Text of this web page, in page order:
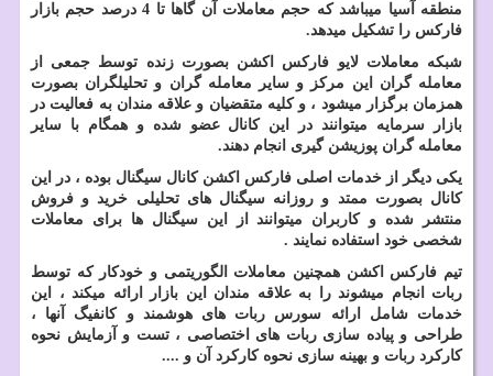
منطقه آسیا میباشد که حجم معاملات آن گاها تا 4 درصد حجم بازار
فارکس را تشکیل میدهد.
شبکه معاملات لایو فارکس اکشن بصورت زنده توسط جمعی از
معامله گران این مرکز و سایر معامله گران و تحلیلگران بصورت
همزمان برگزار میشود ، و کلیه متقضیان و علاقه مندان به فعالیت در
بازار سرمایه میتوانند در این کانال عضو شده و همگام با سایر
معامله گران پوزیشن گیری انجام دهند.
یکی دیگر از خدمات اصلی فارکس اکشن کانال سیگنال بوده ، در این
کانال بصورت ممتد و روزانه سیگنال های تحلیلی خرید و فروش
منتشر شده و کاربران میتوانند از این سیگنال ها برای معاملات
شخصی خود استفاده نمایند .
تیم فارکس اکشن همچنین معاملات الگوریتمی و خودکار که توسط
ربات انجام میشوند را به علاقه مندان این بازار ارائه میکند ، این
خدمات شامل ارائه سورس ربات های هوشمند و کانفیگ آنها ،
طراحی و پیاده سازی ربات های اختصاصی ، تست و آزمایش نحوه
کارکرد ربات و بهینه سازی نحوه کارکرد آن و ....